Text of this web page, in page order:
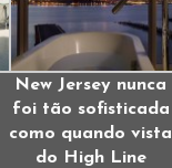
New Jersey nunca
foi tão sofisticada
como quando vista
do High Line